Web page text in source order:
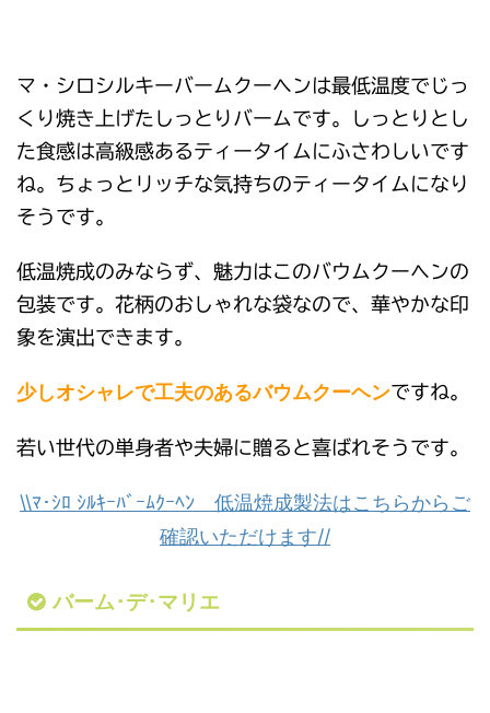
マ・シロシルキーバームクーヘンは最低温度でじっ
くり焼き上げたしっとりバームです。しっとりとし
た食感は高級感あるティータイムにふさわしいです
ね。ちょっとリッチな気持ちのティータイムになり
そうです。
低温焼成のみならず、魅力はこのバウムクーヘンの
包装です。花柄のおしゃれな袋なので、華やかな印
象を演出できます。
少しオシャレで工夫のあるバウムクーヘンですね。
若い世代の単身者や夫婦に贈ると喜ばれそうです。
\\ﾏ･ｼﾛ ｼﾙｷｰﾊﾞｰﾑｸｰﾍﾝ 低温焼成製法はこちらからご
確認いただけます//
バーム･デ･マリエ